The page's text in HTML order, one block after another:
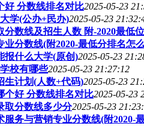
好 分数线排名对比2025-05-23
学(公办+民办)2025-05-23
数线及招生人数 附-2020最低
分数线(附2020-最低分排名怎
报什么大学(原创)2025-05-23
校有哪些2025-05-23 21:27:12
生计划(人数+代码)2025-05-23
个好 分数线排名对比2025-05-23
取分数线多少分2025-05-23
务与营销专业分数线(附2020-